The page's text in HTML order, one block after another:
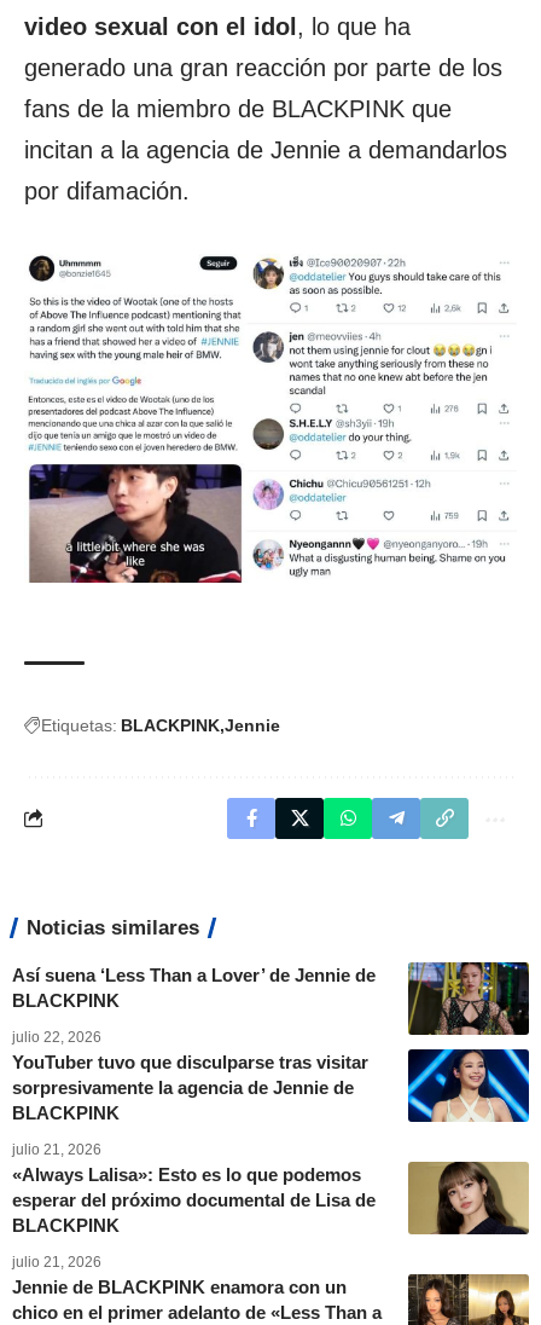
video sexual con el idol , lo que ha
generado una gran reacción por parte de los
fans de la miembro de BLACKPINK que
incitan a la agencia de Jennie a demandarlos
por difamación.
Etiquetas: BLACKPINK Jennie
Noticias similares
Así suena ‘Less Than a Lover’ de Jennie de
BLACKPINK
julio 22, 2026
YouTuber tuvo que disculparse tras visitar
sorpresivamente la agencia de Jennie de
BLACKPINK
julio 21, 2026
«Always Lalisa»: Esto es lo que podemos
esperar del próximo documental de Lisa de
BLACKPINK
julio 21, 2026
Jennie de BLACKPINK enamora con un
chico en el primer adelanto de «Less Than a